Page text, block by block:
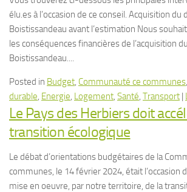
élu.es à l’occasion de ce conseil. Acquisition du
Boistissandeau avant l’estimation Nous
les conséquences financières de l’acquisition
Boistissandeau....
Posted in Budget, Communauté ce communes,
durable, Energie, Logement, Santé, Transport |
Le Pays des Herbiers doit
transition écologique
Le débat d’orientations budgétaires de la
communes, le 14 février 2024, était l’occasion
mise en oeuvre, par notre territoire, de la